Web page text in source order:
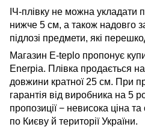
ІЧ-плівку не можна укладати
нижче 5 см, а також надовго
підлозі предмети, які
Магазин E-teplo пропонує
Enerpia. Плівка продається на
довжини кратної 25 см. При
гарантія від виробника на 5
пропозиції − невисока ціна
по Києву й території України.